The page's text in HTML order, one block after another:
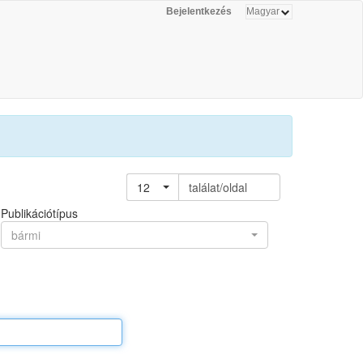
Bejelentkezés
12
találat/oldal
Publikációtípus
bármi